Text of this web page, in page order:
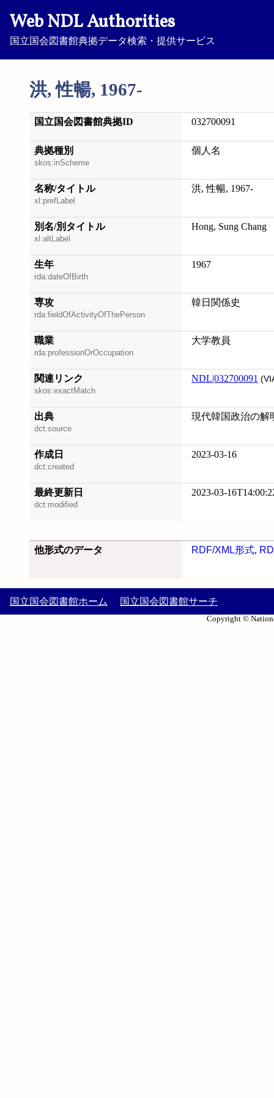
Web NDL Authorities
国立国会図書館典拠データ検索・提供サービス
洪, 性暢, 1967-
国立国会図書館典拠ID 032700091
典拠種別
skos:inScheme
個人名
名称/タイトル
xl:prefLabel
洪, 性暢, 1967-
別名/別タイトル
xl:altLabel
Hong, Sung Chang
生年
rda:dateOfBirth
1967
専攻
rda:fieldOfActivityOfThePerson
韓日関係史
職業
rda:professionOrOccupation
大学教員
関連リンク
skos:exactMatch
NDL|032700091
出典
dct:source
現代韓国政治の解
作成日
dct:created
2023-03-16
最終更新日
dct:modified
2023-03-
他形式のデータ RDF/XML形式,
国立国会図書館ホーム 国立国会図書館サーチ
Copyright ©